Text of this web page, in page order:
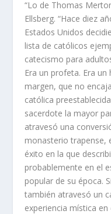
“Lo de Thomas
Ellsberg. “Hace diez
Estados Unidos
lista de católicos
catecismo para
Era un profeta. Era
margen, que no
católica
sacerdote la mayor
atravesó una
monasterio trapense,
éxito en la que
probablemente en el
popular de su época.
también atravesó un
experiencia mística